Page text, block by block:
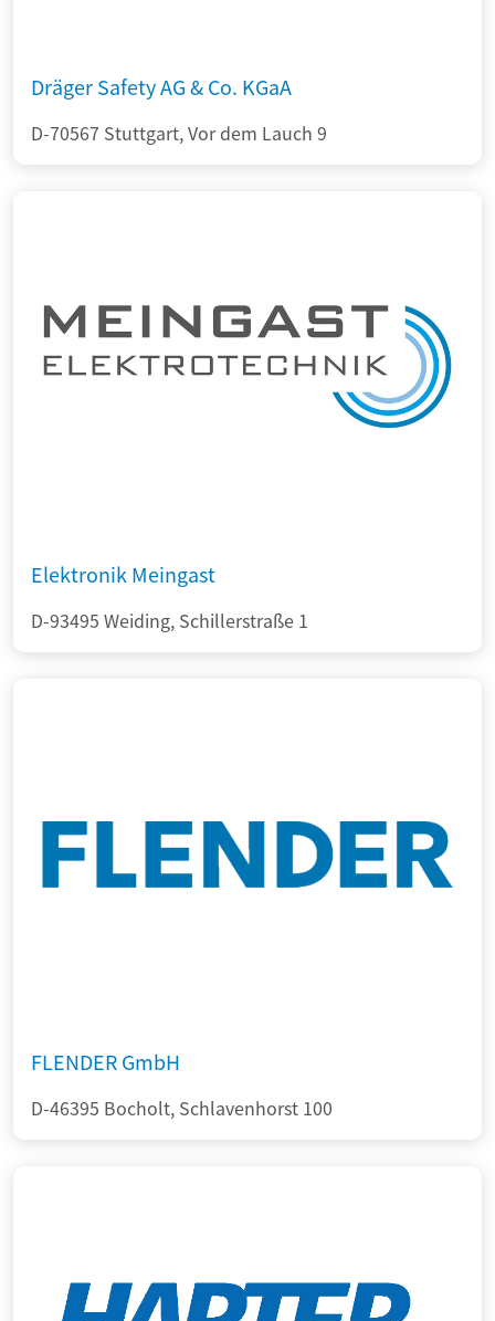
Dräger Safety AG & Co. KGaA
D-70567 Stuttgart, Vor dem Lauch 9
Elektronik Meingast
D-93495 Weiding, Schillerstraße 1
FLENDER GmbH
D-46395 Bocholt, Schlavenhorst 100